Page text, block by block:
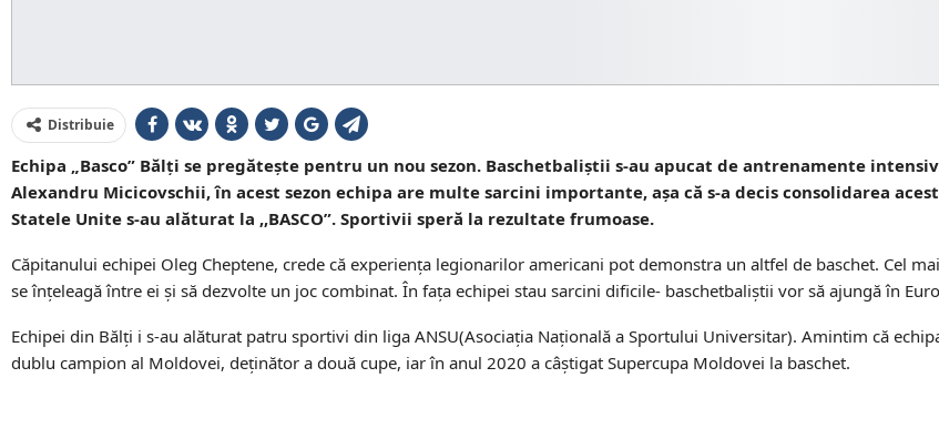
Distribuie
Echipa „Basco” Bălți se pregătește pentru un nou sezon. Baschetbaliștii s-au apucat de antrenamente
Alexandru Micicovschii, în acest sezon echipa are multe sarcini importante, așa că s-a decis consolidarea
Statele Unite s-au alăturat la ,,BASCO”. Sportivii speră la rezultate frumoase.
Căpitanului echipei Oleg Cheptene, crede că experiența legionarilor americani pot demonstra un altfel de baschet. Cel
se înțeleagă între ei și să dezvolte un joc combinat. În fața echipei stau sarcini dificile- baschetbaliștii vor să ajungă în
Echipei din Bălți i s-au alăturat patru sportivi din liga ANSU(Asociația Națională a Sportului Universitar). Amintim că
dublu campion al Moldovei, deținător a două cupe, iar în anul 2020 a câștigat Supercupa Moldovei la baschet.